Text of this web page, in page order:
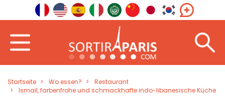
Startseite Wo essen?
Restaurant
Ismaïl, farbenfrohe und schmackhafte indo-libanesische Küche